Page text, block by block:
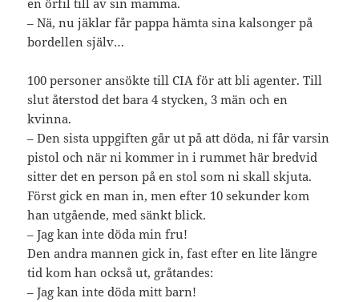
en örfil till av sin mamma.
– Nä, nu jäklar får pappa hämta sina kalsonger på
bordellen själv…
100 personer ansökte till CIA för att bli agenter. Till
slut återstod det bara 4 stycken, 3 män och en
kvinna.
– Den sista uppgiften går ut på att döda, ni får varsin
pistol och när ni kommer in i rummet här bredvid
sitter det en person på en stol som ni skall skjuta.
Först gick en man in, men efter 10 sekunder kom
han utgående, med sänkt blick.
– Jag kan inte döda min fru!
Den andra mannen gick in, fast efter en lite längre
tid kom han också ut, gråtandes:
– Jag kan inte döda mitt barn!